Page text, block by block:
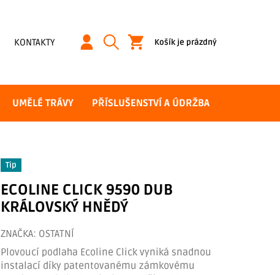
KONTAKTY
NÁKUPNÍ
Košík je prázdný
UMĚLÉ TRÁVY PŘÍSLUŠENSTVÍ A ÚDRŽBA
ZNAČKA: OSTATNÍ
Tip
ECOLINE CLICK 9590 DUB
KRÁLOVSKÝ HNĚDÝ
Plovoucí podlaha Ecoline Click vyniká snadnou
instalací díky patentovanému zámkovému